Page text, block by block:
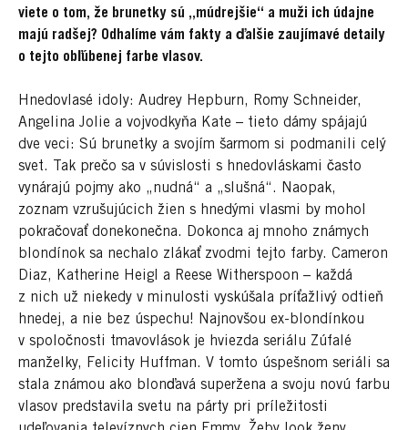
viete o tom, že brunetky sú „múdrejšie“ a muži ich údajne
majú radšej? Odhalíme vám fakty a ďalšie zaujímavé detaily
o tejto obľúbenej farbe vlasov.
Hnedovlasé idoly: Audrey Hepburn, Romy Schneider,
Angelina Jolie a vojvodkyňa Kate – tieto dámy spájajú
dve veci: Sú brunetky a svojím šarmom si podmanili celý
svet. Tak prečo sa v súvislosti s hnedovláskami často
vynárajú pojmy ako „nudná“ a „slušná“. Naopak,
zoznam vzrušujúcich žien s hnedými vlasmi by mohol
pokračovať donekonečna. Dokonca aj mnoho známych
blondínok sa nechalo zlákať zvodmi tejto farby. Cameron
Diaz, Katherine Heigl a Reese Witherspoon – každá
z nich už niekedy v minulosti vyskúšala príťažlivý odtieň
hnedej, a nie bez úspechu! Najnovšou ex-blondínkou
v spoločnosti tmavovlások je hviezda seriálu Zúfalé
manželky, Felicity Huffman. V tomto úspešnom seriáli sa
stala známou ako blonďavá superžena a svoju novú farbu
vlasov predstavila svetu na párty pri príležitosti